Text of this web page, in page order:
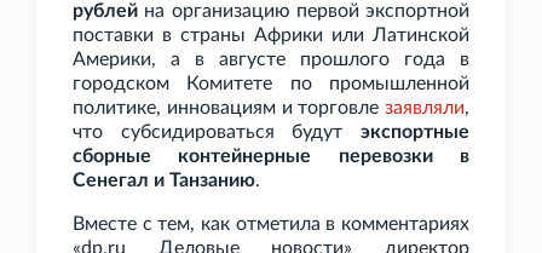
рублей на организацию первой экспортной
поставки в страны Африки или Латинской
Америки, а в августе прошлого года в
городском Комитете по промышленной
политике, инновациям и торговле заявляли,
что субсидироваться будут экспортные
сборные контейнерные перевозки в
Сенегал и Танзанию.
Вместе с тем, как отметила в комментариях
«dp.ru Деловые новости» директор